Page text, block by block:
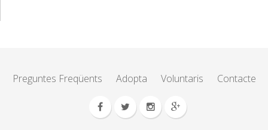
Preguntes Freqüents Adopta Voluntaris Contacte